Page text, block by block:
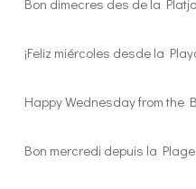
¡Feliz miércoles desde la
Happy Wednesday from the
Bon mercredi depuis la